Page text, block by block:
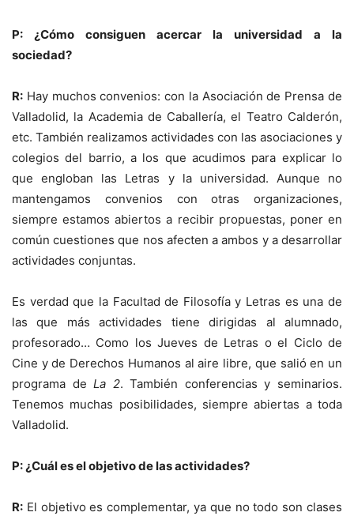
P: ¿Cómo consiguen acercar la universidad a la
sociedad?
R: Hay muchos convenios: con la Asociación de Prensa de
Valladolid, la Academia de Caballería, el Teatro Calderón,
etc. También realizamos actividades con las asociaciones y
colegios del barrio, a los que acudimos para explicar lo
que engloban las Letras y la universidad. Aunque no
mantengamos convenios con otras organizaciones,
siempre estamos abiertos a recibir propuestas, poner en
común cuestiones que nos afecten a ambos y a desarrollar
actividades conjuntas.
Es verdad que la Facultad de Filosofía y Letras es una de
las que más actividades tiene dirigidas al alumnado,
profesorado… Como los Jueves de Letras o el Ciclo de
Cine y de Derechos Humanos al aire libre, que salió en un
programa deLa 2. También conferencias y seminarios.
Tenemos muchas posibilidades, siempre abiertas a toda
Valladolid.
P: ¿Cuál es el objetivo de las actividades?
R: El objetivo es complementar, ya que no todo son clases